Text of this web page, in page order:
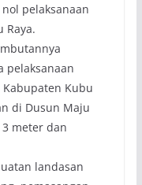
pelaksanaan
Raya.
pelaksanaan
Kabupaten Kubu
di Dusun Maju
meter dan
landasan